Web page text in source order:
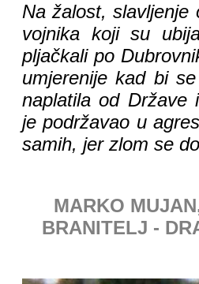
Na žalost, slavljenje
vojnika koji su
pljačkali po
umjerenije kad bi
naplatila od Države
je podržavao u
samih, jer zlom se
MARKO
BRANITELJ -